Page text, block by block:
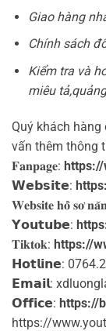
Giao hàng
Chính sách
Kiểm tra và
miêu
Quý khách
vấn thêm thông
𝐅𝐚𝐧𝐩𝐚𝐠𝐞: https://
𝗪𝗲𝗯𝘀𝗶𝘁𝗲:
𝐖𝐞𝐛𝐬𝐢𝐭𝐞 𝐡𝐨̂̀ 𝐬𝐨̛
𝗬𝗼𝘂𝘁𝘂𝗯𝗲:
𝐓𝐢𝐤𝐭𝐨𝐤: https://
𝗛𝗼𝘁𝗹𝗶𝗻𝗲:
𝗘𝗺𝗮𝗶𝗹:
𝗢𝗳𝗳𝗶𝗰𝗲: https://
https://